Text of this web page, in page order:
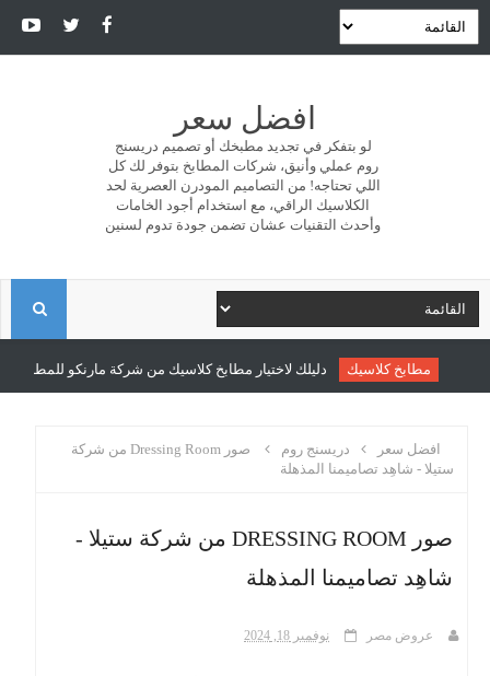
افضل سعر
لو بتفكر في تجديد مطبخك أو تصميم دريسنج
روم عملي وأنيق، شركات المطابخ بتوفر لك كل
اللي تحتاجه! من التصاميم المودرن العصرية لحد
الكلاسيك الراقي، مع استخدام أجود الخامات
وأحدث التقنيات عشان تضمن جودة تدوم لسنين
ا
مطابخ كلاسيك دليلك لاختيار مطابخ كلاسيك من شركة مارنكو للمطابخ
افضل سعر دريسنج روم
صور Dressing Room من شركة
ستيلا - شاهِد تصاميمنا المذهلة
صور DRESSING ROOM من شركة ستيلا -
شاهِد تصاميمنا المذهلة
عروض مصر نوفمبر 18, 2024